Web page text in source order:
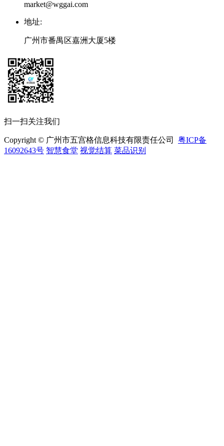
market@wggai.com
地址:
广州市番禺区嘉洲大厦5楼
扫一扫关注我们
Copyright © 广州市五宫格信息科技有限责任公司 粤ICP备
16092643号 智慧食堂 视觉结算 菜品识别